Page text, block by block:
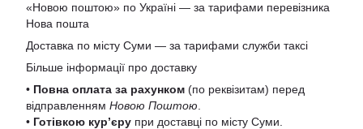
«Новою поштою» по Україні — за тарифами перевізника
Нова пошта
Доставка по місту Суми — за тарифами служби таксі
Більше інформації про доставку
• Повна оплата за рахунком (по реквізитам) перед
відправленням Новою Поштою
• Готівкою кур’єру при доставці по місту Суми.